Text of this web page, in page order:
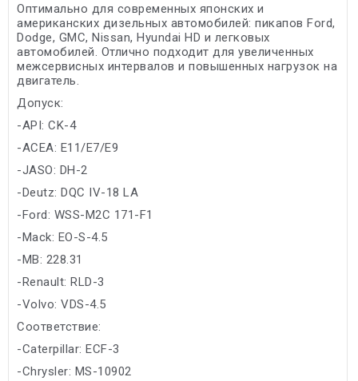
Оптимально для современных японских и
американских дизельных автомобилей: пикапов Ford,
Dodge, GMC, Nissan, Hyundai HD и легковых
автомобилей. Отлично подходит для увеличенных
межсервисных интервалов и повышенных нагрузок на
двигатель.
Допуск:
-API: CK-4
-ACEA: E11/E7/E9
-JASO: DH-2
-Deutz: DQC IV-18 LA
-Ford: WSS-M2C 171-F1
-Mack: EO-S-4.5
-MB: 228.31
-Renault: RLD-3
-Volvo: VDS-4.5
Соответствие:
-Caterpillar: ECF-3
-Chrysler: MS-10902